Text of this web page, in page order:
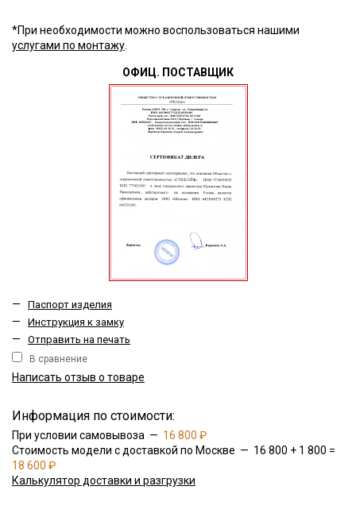
*При необходимости можно воспользоваться нашими
услугами по монтажу
ОФИЦ. ПОСТАВЩИК
— Паспорт изделия
— Инструкция к замку
— Отправить на печать
В сравнение
Написать отзыв о товаре
Информация по стоимости:
При условии самовывоза — 16 800 ₽
Стоимость модели с доставкой по Москве — 16 800 + 1 800 =
18 600 ₽
Калькулятор доставки и разгрузки